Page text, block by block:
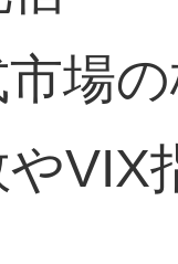
場
VIX